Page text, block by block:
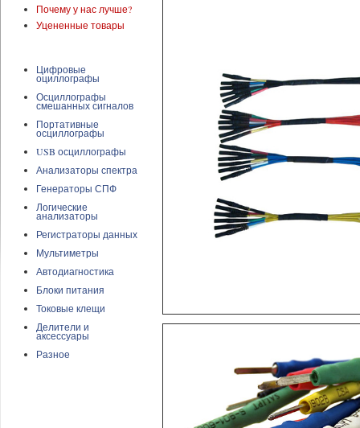
Почему у нас лучше?
Уцененные товары
Цифровые
оциллографы
Осциллографы
смешанных сигналов
Портативные
осциллографы
USB осциллографы
Анализаторы спектра
Генераторы СПФ
Логические
анализаторы
Регистраторы данных
Мультиметры
Автодиагностика
Блоки питания
Токовые клещи
Делители и
аксессуары
Разное